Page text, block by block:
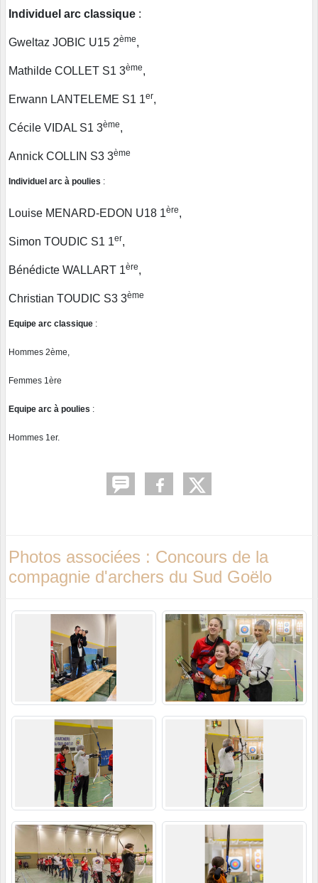
Individuel arc classique :
Gweltaz JOBIC U15 2ème,
Mathilde COLLET S1 3ème,
Erwann LANTELEME S1 1er,
Cécile VIDAL S1 3ème,
Annick COLLIN S3 3ème
Individuel arc à poulies :
Louise MENARD-EDON U18 1ère,
Simon TOUDIC S1 1er,
Bénédicte WALLART 1ère,
Christian TOUDIC S3 3ème
Equipe arc classique :
Hommes 2ème,
Femmes 1ère
Equipe arc à poulies :
Hommes 1er.
Photos associées : Concours de la
compagnie d'archers du Sud Goëlo